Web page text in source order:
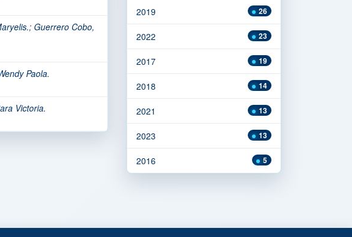
; Guerrero Cobo,
Paola.
Victoria.
26
2019
23
2022
19
2017
14
2018
13
2021
13
2023
5
2016